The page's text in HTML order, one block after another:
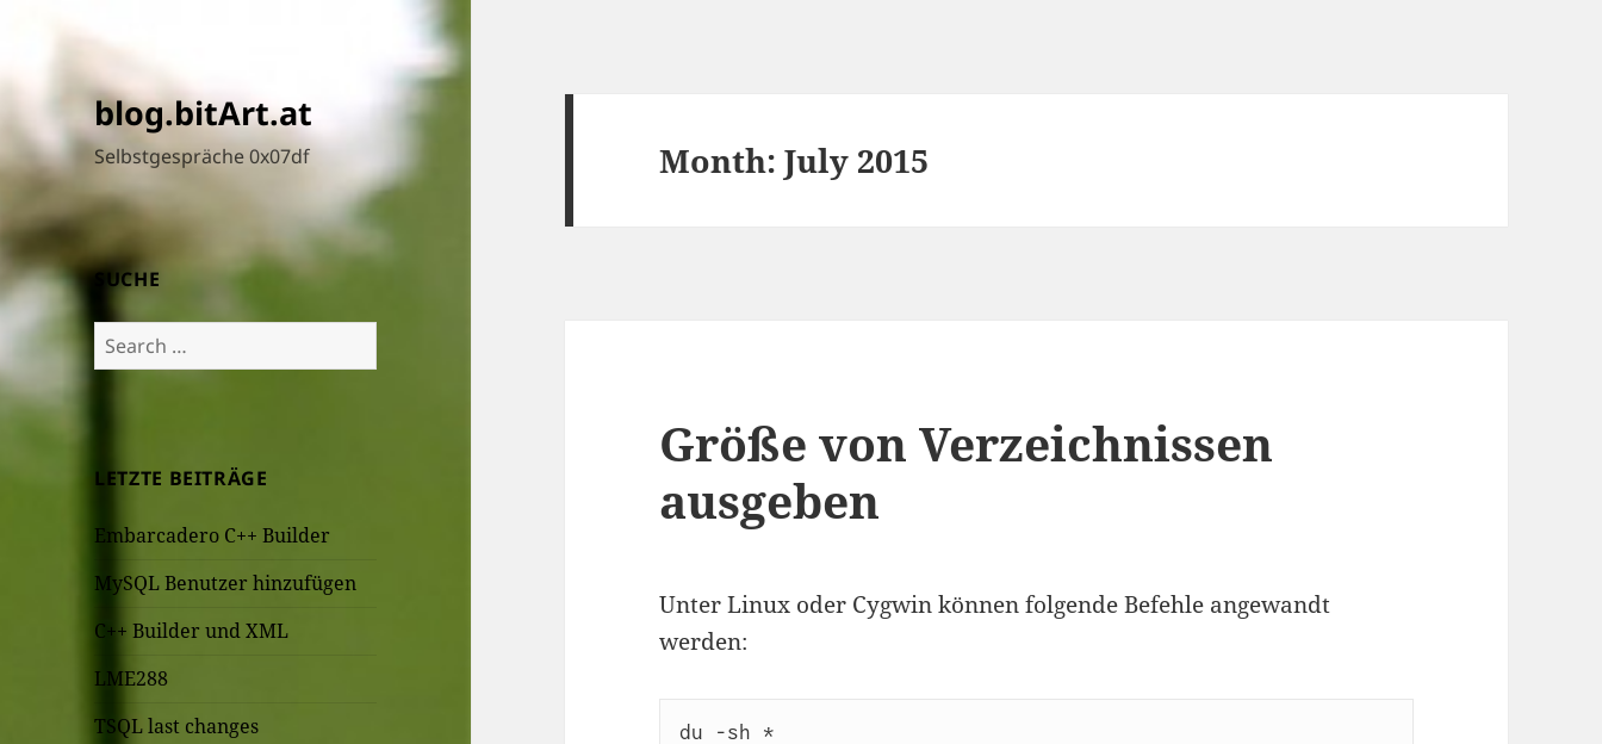
blog.bitArt.at
Selbstgespräche 0x07df
SUCHE
Search
for:
LETZTE BEITRÄGE
Embarcadero C++ Builder
MySQL Benutzer hinzufügen
C++ Builder und XML
LME288
TSQL last changes
Month:July 2015
Größe von Verzeichnissen
ausgeben
Unter Linux oder Cygwin können folgende Befehle angewandt
werden:
du -sh *